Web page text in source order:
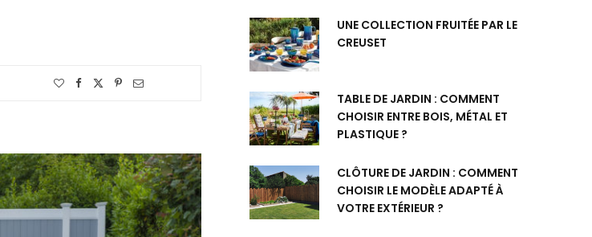
UNE COLLECTION FRUITÉE PAR LE
CREUSET
TABLE DE JARDIN : COMMENT
CHOISIR ENTRE BOIS, MÉTAL ET
PLASTIQUE ?
CLÔTURE DE JARDIN : COMMENT
CHOISIR LE MODÈLE ADAPTÉ À
VOTRE EXTÉRIEUR ?